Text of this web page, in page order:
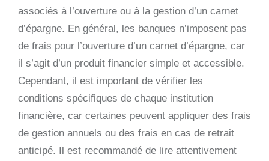
associés à l’ouverture ou à la gestion d’un carnet
d’épargne. En général, les banques n’imposent pas
de frais pour l’ouverture d’un carnet d’épargne, car
il s’agit d’un produit financier simple et accessible.
Cependant, il est important de vérifier les
conditions spécifiques de chaque institution
financière, car certaines peuvent appliquer des frais
de gestion annuels ou des frais en cas de retrait
anticipé. Il est recommandé de lire attentivement